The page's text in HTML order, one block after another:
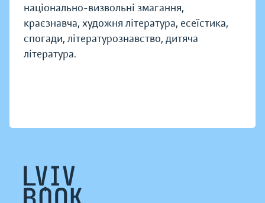
національно-визвольні змагання,
краєзнавча, художня література, есеїстика,
спогади, літературознавство, дитяча
література.